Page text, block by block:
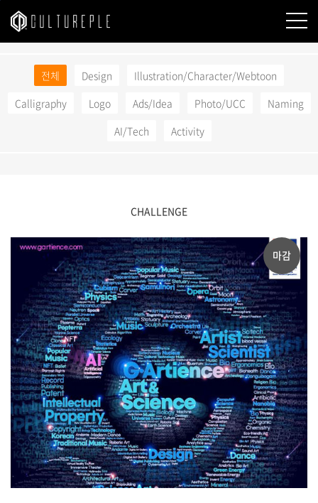
본문바로가기
전체 Design
Illustration/Character/Webtoon
Calligraphy
Logo Ads/Idea Photo/UCC
Naming
AI/Tech
Activity
CHALLENGE
마감